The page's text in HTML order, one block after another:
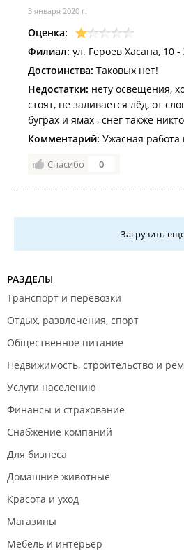
3 января 2020 г.
Оценка:
Филиал: ул. Героев Хасана, 10
Достоинства: Таковых нет!
Недостатки: нету освещения,
стоят, не заливается лёд, от
буграх и ямах , снег также
Комментарий: Ужасная работа
Спасибо 0
Загрузить
РАЗДЕЛЫ
Транспорт и перевозки
Отдых, развлечения, спорт
Общественное питание
Недвижимость, строительство и
Услуги населению
Финансы и страхование
Снабжение компаний
Для бизнеса
Домашние животные
Красота и уход
Магазины
Мебель и интерьер